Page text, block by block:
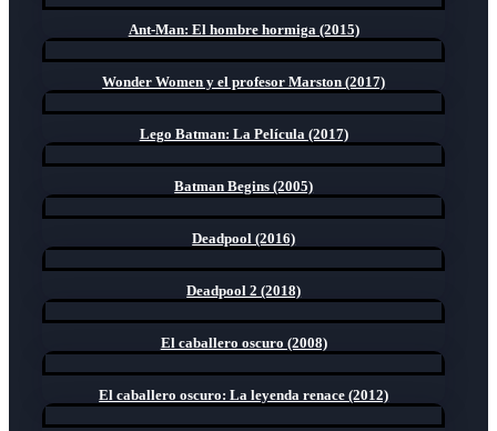
Ant-Man: El hombre hormiga (2015)
Wonder Women y el profesor Marston (2017)
Lego Batman: La Película (2017)
Batman Begins (2005)
Deadpool (2016)
Deadpool 2 (2018)
El caballero oscuro (2008)
El caballero oscuro: La leyenda renace (2012)